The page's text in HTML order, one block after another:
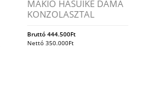
MAKIO HASUIKE DAMA
KONZOLASZTAL
Bruttó444.500Ft
Nettó350.000Ft